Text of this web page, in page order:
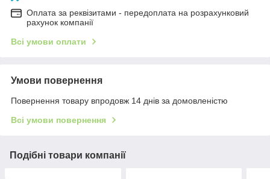
Оплата за реквізитами - передоплата на розрахунковий
рахунок компанії
Всі умови оплати
Умови повернення
Повернення товару впродовж 14 днів за домовленістю
Всі умови повернення
Подібні товари компанії